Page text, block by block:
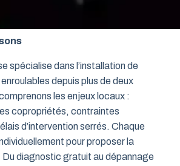
spécialise dans l’installation de
depuis plus de deux
les enjeux locaux :
copropriétés, contraintes
d’intervention serrés. Chaque
pour proposer la
Du diagnostic gratuit au dépannage